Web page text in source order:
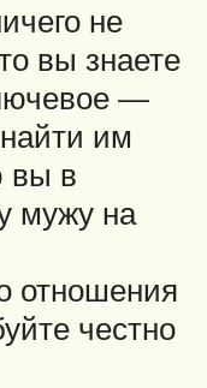
не
вы знаете
—
им
вы в
мужу на
отношения
честно